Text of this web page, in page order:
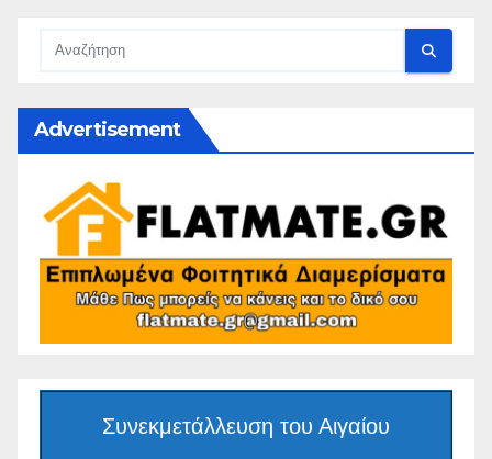
Advertisement
Συνεκμετάλλευση του Αιγαίου